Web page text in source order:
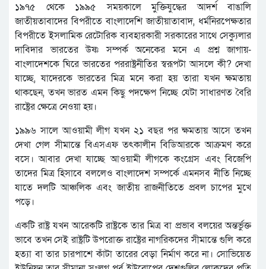
১৯৭৫ থেকে ১৯৯৫ সময়কালে মুক্তিযুদ্ধের আদর্শ বাঙালি
জাতীয়তাবাদের বিপরীতে বাংলাদেশি জাতীয়াতাবাদ, ধর্মনিরপেক্ষতার
বিপরীতে ইসলামিক রেটোরিক ব্যবহারকারী সরকারের সাথে সেক্যুলার
দাবিদার ভারতের উষ্ণ সম্পর্ক অনেকের মনে এ প্রশ্ন জাগায়-
বাংলাদেশকে ঘিরে ভারতের পররাষ্ট্রনীতির স্বরূপটা আসলে কী? দেখা
যাচ্ছে, যাদেরকে ভারতের মিত্র মনে করা হয় তারা যখন ক্ষমতায়
থাকছেন, তখন ভারত এমন কিছু পদক্ষেপ নিচ্ছে যেটা সাধারণত বৈরি
রাষ্ট্রের ক্ষেত্রে নেওয়া হয়।
১৯৯৬ সালে আওয়ামী লীগ যখন ২১ বছর পর ক্ষমতায় আসে তখন
দেখা গেল সীমান্তে বিএসএফ তৎকালীন বিডিআরকে আক্রমণ করে
বসে। আবার দেখা যাচ্ছে আওয়ামী লীগকে কংগ্রেস এবং বিজেপি
তাদের মিত্র হিসাবে বললেও বাংলাদেশ সম্পর্কে এমনসব নীতি নিচ্ছে
যাতে দলটি আঞ্চলিক এবং জাতীয় রাজনীতিতে প্রবল চাপের মুখে
পড়ে।
একটি রাষ্ট্র যখন আরেকটি রাষ্ট্রকে তার মিত্র বা প্রভাব বলয়ের অন্তর্ভুক্ত
ভাবে তখন সেই রাষ্ট্রটি উপরোক্ত রাষ্ট্রের নাগরিকদের সীমান্তে গুলি করে
হত্যা বা তার চারপাশে কাঁটা তারের বেড়া নির্মাণ করে না। সোভিয়েত